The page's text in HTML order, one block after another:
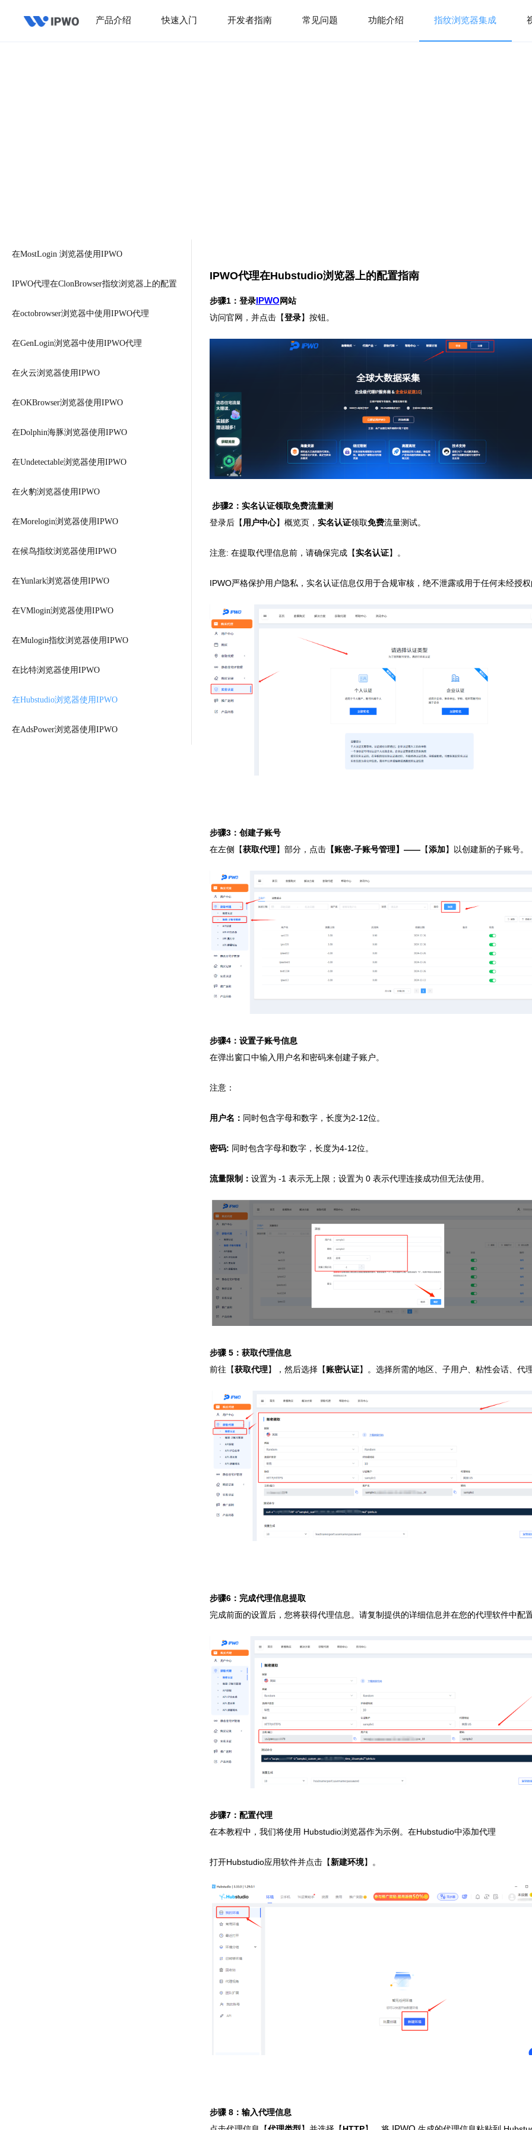
产品介绍 快速入门 开发者指南 常见问题 功能介绍 指纹浏览器集成
在MostLogin 浏览器使用IPWO
IPWO代理在ClonBrowser指纹浏览器上的配置
在octobrowser浏览器中使用IPWO代理
在GenLogin浏览器中使用IPWO代理
在火云浏览器使用IPWO
在OKBrowser浏览器使用IPWO
在Dolphin海豚浏览器使用IPWO
在Undetectable浏览器使用IPWO
在火豹浏览器使用IPWO
在Morelogin浏览器使用IPWO
在候鸟指纹浏览器使用IPWO
在Yunlark浏览器使用IPWO
在VMlogin浏览器使用IPWO
在Mulogin指纹浏览器使用IPWO
在比特浏览器使用IPWO
在Hubstudio浏览器使用IPWO
在AdsPower浏览器使用IPWO
IPWO代理在Hubstudio浏览器上的配置指南
步骤1：登录IPWO网站
访问官网，并点击【登录】按钮。
步骤2：实名认证领取免费流量测
登录后【用户中心】概览页， 实名认证领取免费流量测试。
注意: 在提取代理信息前，请确保完成【实名认证】。
IPWO严格保护用户隐私，实名认证信息仅用于合规审核，绝不泄露或用于任何未经授
步骤3：创建子账号
在左侧【获取代理】部分，点击【账密-子账号管理】——【添加】以创建新的子账号。
步骤4：设置子账号信息
在弹出窗口中输入用户名和密码来创建子账户。
注意：
用户名： 同时包含字母和数字，长度为2-12位。
密码: 同时包含字母和数字，长度为4-12位。
流量限制： 设置为 -1 表示无上限；设置为 0 表示代理连接成功但无法使用。
步骤 5：获取代理信息
前往【获取代理】，然后选择【账密认证】。选择所需的地区、子用户、粘性会话、代
步骤6：完成代理信息提取
完成前面的设置后，您将获得代理信息。请复制提供的详细信息并在您的代理软件中配
步骤7：配置代理
在本教程中，我们将使用 Hubstudio浏览器作为示例。在Hubstudio中添加代理
打开Hubstudio应用软件并点击【新建环境】。
步骤 8：输入代理信息